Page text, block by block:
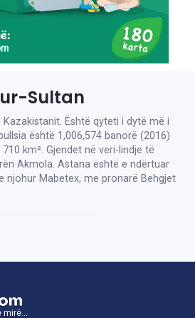
Sultan
Është qyteti i dytë më i
është 1,006,574 banorë (2016)
km². Gjendet në veri-lindje të
Akmola. Astana është e ndërtuar
njohur Mabetex, me pronarë Behgjet
mirë...